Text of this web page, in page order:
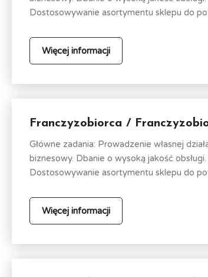
Dostosowywanie asortymentu sklepu do
Więcej informacji
Franczyzobiorca /
Główne zadania: Prowadzenie własnej
biznesowy. Dbanie o wysoką jakość
Dostosowywanie asortymentu sklepu do
Więcej informacji